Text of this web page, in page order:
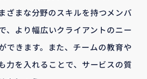
ざまな分野のスキルを持つメンバ
、より幅広いクライアントのニー
できます。また、チームの教育や
力を入れることで、サービスの質